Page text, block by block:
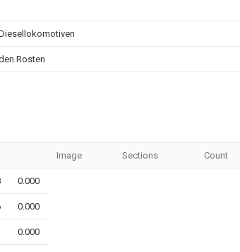
Rosten
Image Sections Count
0.000
0.000
0.000